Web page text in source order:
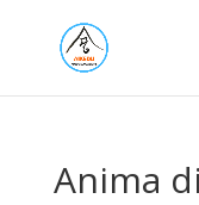
Anima